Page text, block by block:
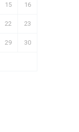
15 16
22 23
29 30